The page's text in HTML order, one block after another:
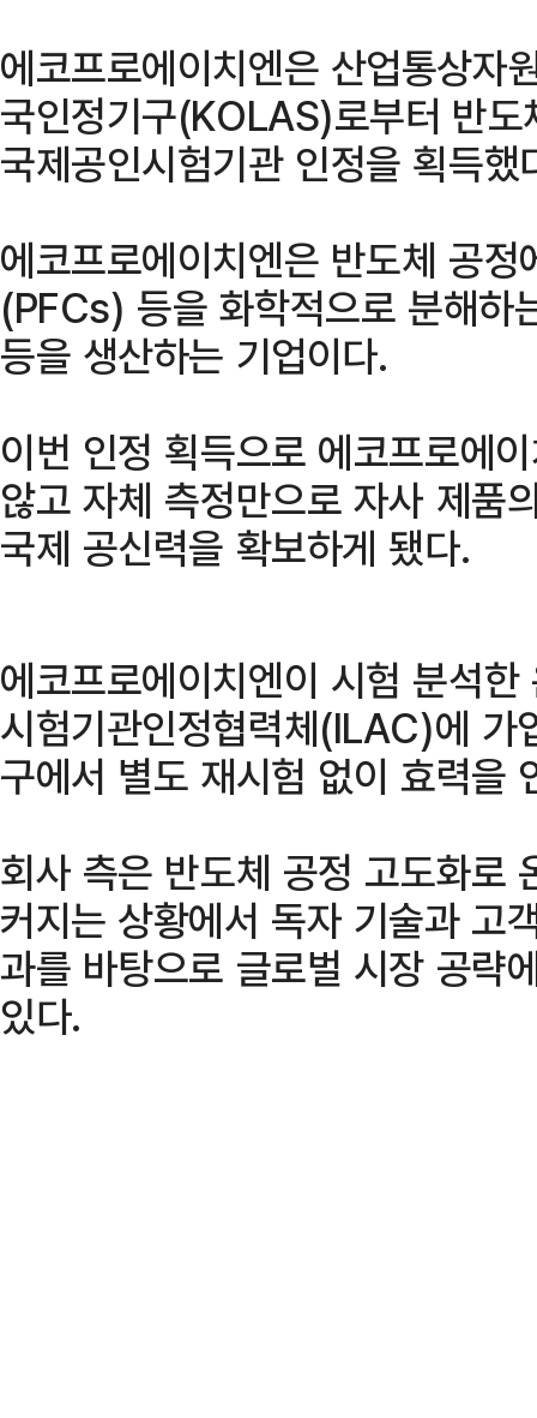
에코프로에이치엔은 산업통상자
국인정기구(KOLAS)로부터 반
국제공인시험기관 인정을 획득
에코프로에이치엔은 반도체 공
(PFCs) 등을 화학적으로 분해하
등을 생산하는 기업이다.
이번 인정 획득으로 에코프로에
않고 자체 측정만으로 자사 제품
국제 공신력을 확보하게 됐다.
에코프로에이치엔이 시험 분석
시험기관인정협력체(ILAC)에
구에서 별도 재시험 없이 효력을
회사 측은 반도체 공정 고도화로
커지는 상황에서 독자 기술과 고
과를 바탕으로 글로벌 시장 공략
있다.